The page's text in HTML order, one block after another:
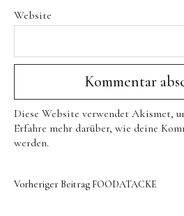
Website
Diese Website verwendet Akismet,
Erfahre mehr darüber, wie deine
werden.
Vorheriger Beitrag FOODATACKE